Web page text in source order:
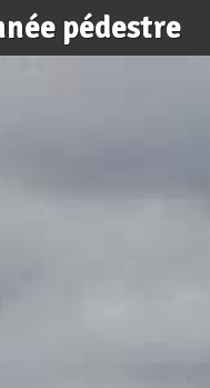
pédestre